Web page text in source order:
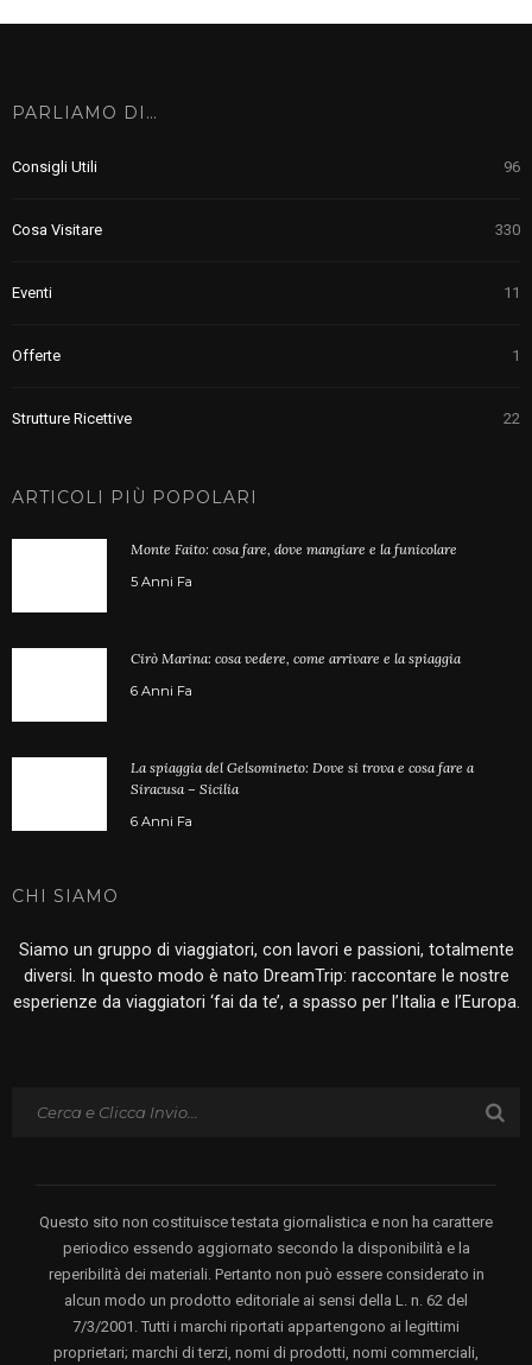
PARLIAMO DI…
Consigli Utili 96
Cosa Visitare 330
Eventi 11
Offerte 1
Strutture Ricettive 22
ARTICOLI PIÙ POPOLARI
Monte Faito: cosa fare, dove mangiare e la funicolare
5 Anni Fa
Cirò Marina: cosa vedere, come arrivare e la spiaggia
6 Anni Fa
La spiaggia del Gelsomineto: Dove si trova e cosa fare a
Siracusa – Sicilia
6 Anni Fa
CHI SIAMO
Siamo un gruppo di viaggiatori, con lavori e passioni, totalmente
diversi. In questo modo è nato DreamTrip: raccontare le nostre
esperienze da viaggiatori ‘fai da te’, a spasso per l’Italia e l’Europa.
Questo sito non costituisce testata giornalistica e non ha carattere
periodico essendo aggiornato secondo la disponibilità e la
reperibilità dei materiali. Pertanto non può essere considerato in
alcun modo un prodotto editoriale ai sensi della L. n. 62 del
7/3/2001. Tutti i marchi riportati appartengono ai legittimi
proprietari; marchi di terzi, nomi di prodotti, nomi commerciali,